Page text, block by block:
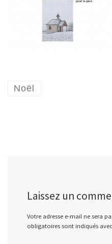
Noël
Laissez un
Votre adresse e-mail ne sera
obligatoires sont indiqués avec